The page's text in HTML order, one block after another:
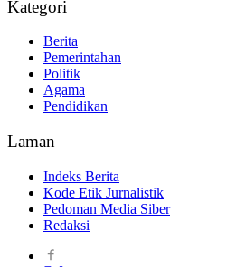
Kategori
Berita
Pemerintahan
Politik
Agama
Pendidikan
Laman
Indeks Berita
Kode Etik Jurnalistik
Pedoman Media Siber
Redaksi